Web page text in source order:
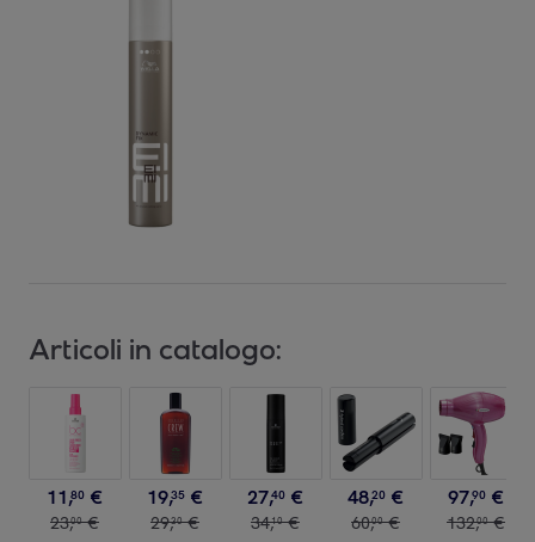
Articoli in catalogo:
11,80 €
23,00 €
19,35 €
29,30 €
27,40 €
34,10 €
48,20 €
60,00 €
97,90 €
132,00 €